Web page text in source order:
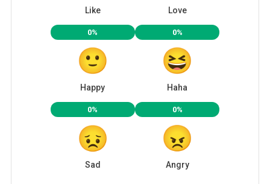
Like Love
0%
Happy
0%
Haha
0%
Sad
0%
Angry